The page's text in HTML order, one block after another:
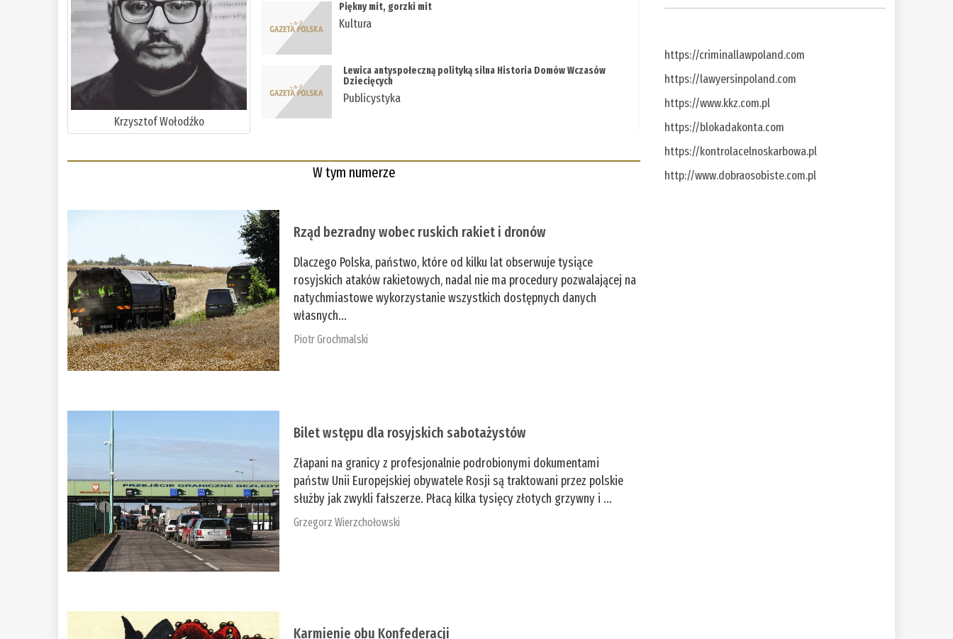
Krzysztof Wołodźko
Piękny mit, gorzki mit
Kultura
Lewica antyspołeczną polityką silna Historia Domów Wczasów
Dziecięcych
Publicystyka
W tym numerze
Rząd bezradny wobec ruskich rakiet i dronów
Dlaczego Polska, państwo, które od kilku lat obserwuje tysiące
rosyjskich ataków rakietowych, nadal nie ma procedury pozwalającej na
natychmiastowe wykorzystanie wszystkich dostępnych danych
własnych...
Piotr Grochmalski
Bilet wstępu dla rosyjskich sabotażystów
Złapani na granicy z profesjonalnie podrobionymi dokumentami
państw Unii Europejskiej obywatele Rosji są traktowani przez polskie
służby jak zwykli fałszerze. Płacą kilka tysięcy złotych grzywny i ...
Grzegorz Wierzchołowski
Karmienie obu Konfederacji
https://criminallawpoland.com
https://lawyersinpoland.com
https://www.kkz.com.pl
https://blokadakonta.com
https://kontrolacelnoskarbowa.pl
http://www.dobraosobiste.com.pl